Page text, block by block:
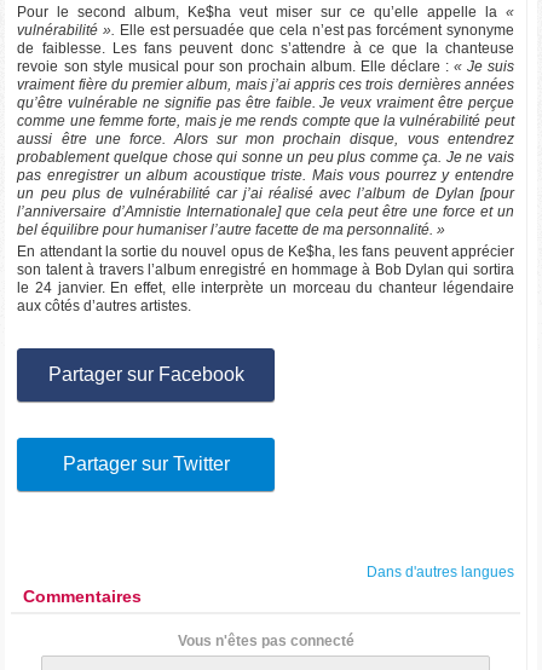
Pour le second album, Ke$ha veut miser sur ce qu’elle appelle la «
vulnérabilité ». Elle est persuadée que cela n’est pas forcément synonyme
de faiblesse. Les fans peuvent donc s’attendre à ce que la chanteuse
revoie son style musical pour son prochain album. Elle déclare : « Je suis
vraiment fière du premier album, mais j’ai appris ces trois dernières années
qu’être vulnérable ne signifie pas être faible. Je veux vraiment être perçue
comme une femme forte, mais je me rends compte que la vulnérabilité peut
aussi être une force. Alors sur mon prochain disque, vous entendrez
probablement quelque chose qui sonne un peu plus comme ça. Je ne vais
pas enregistrer un album acoustique triste. Mais vous pourrez y entendre
un peu plus de vulnérabilité car j’ai réalisé avec l’album de Dylan [pour
l’anniversaire d’Amnistie Internationale] que cela peut être une force et un
bel équilibre pour humaniser l’autre facette de ma personnalité. »
En attendant la sortie du nouvel opus de Ke$ha, les fans peuvent apprécier
son talent à travers l’album enregistré en hommage à Bob Dylan qui sortira
le 24 janvier. En effet, elle interprète un morceau du chanteur légendaire
aux côtés d’autres artistes.
Partager sur Facebook
Partager sur Twitter
Dans d'autres langues
Commentaires
Vous n'êtes pas connecté